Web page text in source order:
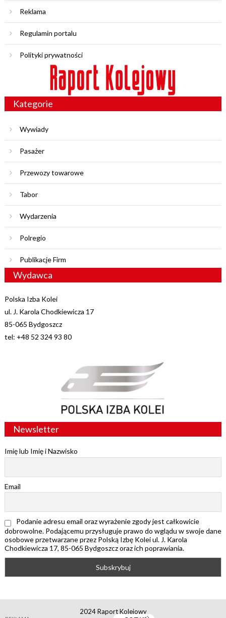
Reklama
Regulamin portalu
Polityki prywatności
Kategorie
Wywiady
Pasażer
Przewozy towarowe
Tabor
Wydarzenia
Polregio
Publikacje Firm
Wydawca
Polska Izba Kolei
ul. J. Karola Chodkiewicza 17
85-065 Bydgoszcz
tel: +48 52 324 93 80
Newsletter
Imię lub Imię i Nazwisko
Email
Podanie adresu email oraz wyrażenie zgody jest całkowicie
dobrowolne. Podającemu przysługuje prawo do wglądu w swoje dane
osobowe przetwarzane przez Polską Izbę Kolei ul. J. Karola
Chodkiewicza 17, 85-065 Bydgoszcz oraz ich poprawiania.
2024 Raport Kolejowy